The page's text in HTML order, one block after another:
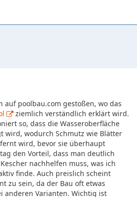
auf poolbau.com gestoßen, wo das
ziemlich verständlich erklärt wird.
so, dass die Wasseroberfläche
wird, wodurch Schmutz wie Blätter
wird, bevor sie überhaupt
den Vorteil, dass man deutlich
nachhelfen muss, was ich
finde. Auch preislich scheint
zu sein, da der Bau oft etwas
anderen Varianten. Wichtig ist